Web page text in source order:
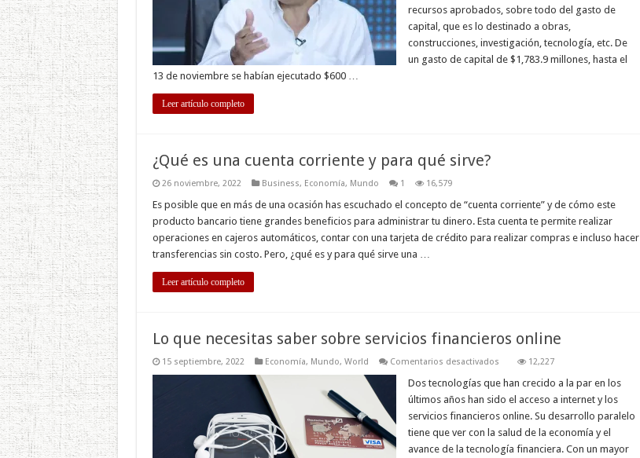
recursos aprobados, sobre todo del gasto de
capital, que es lo destinado a obras,
construcciones, investigación, tecnología, etc. De
un gasto de capital de $1,783.9 millones, hasta el
13 de noviembre se habían ejecutado $600 …
Leer artículo completo
¿Qué es una cuenta corriente y para qué sirve?
26 noviembre, 2022 Business, Economía, Mundo 1 16,579
Es posible que en más de una ocasión has escuchado el concepto de “cuenta corriente” y de cómo este
producto bancario tiene grandes beneficios para administrar tu dinero. Esta cuenta te permite realizar
operaciones en cajeros automáticos, contar con una tarjeta de crédito para realizar compras e incluso hacer
transferencias sin costo. Pero, ¿qué es y para qué sirve una …
Leer artículo completo
Lo que necesitas saber sobre servicios financieros online
15 septiembre, 2022 Economía, Mundo, World Comentarios desactivadosen
que
saber
sobre
servicios
financieros
12,227
Dos tecnologías que han crecido a la par en los
últimos años han sido el acceso a internet y los
servicios financieros online. Su desarrollo paralelo
tiene que ver con la salud de la economía y el
avance de la tecnología financiera. Con un mayor